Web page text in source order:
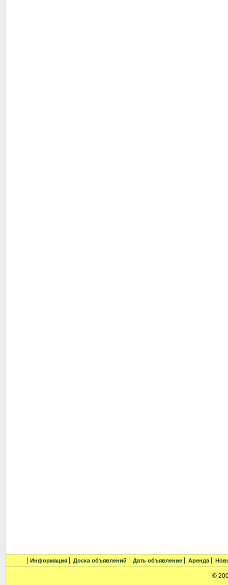
Информация Доска объявлений Дать объявление Аренда
©